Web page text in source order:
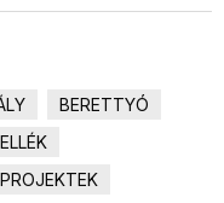
BERETTYÓ